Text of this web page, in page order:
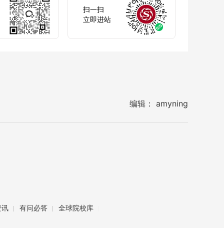
扫一扫
立即进站
编辑： amyning
讯 有问必答
全球院校库